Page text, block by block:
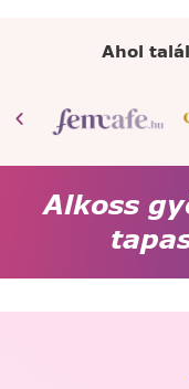
Ahol
Alkoss